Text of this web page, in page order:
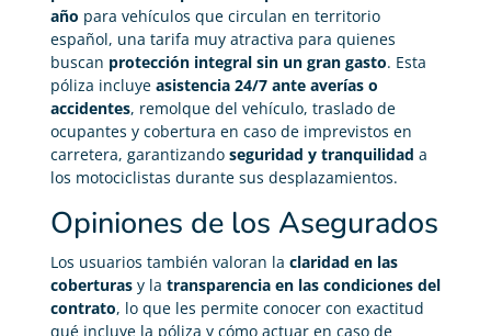
año para vehículos que circulan en territorio
español, una tarifa muy atractiva para quienes
buscan protección integral sin un gran gasto. Esta
póliza incluye asistencia 24/7 ante averías o
accidentes, remolque del vehículo, traslado de
ocupantes y cobertura en caso de imprevistos en
carretera, garantizando seguridad y tranquilidad a
los motociclistas durante sus desplazamientos.
Opiniones de los Asegurados
Los usuarios también valoran la claridad en las
coberturas y la transparencia en las condiciones del
contrato, lo que les permite conocer con exactitud
qué incluye la póliza y cómo actuar en caso de